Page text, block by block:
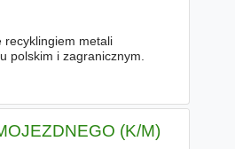
recyklingiem metali
polskim i zagranicznym.
(K/M)